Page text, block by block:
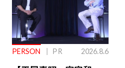
PERSON PR 2026.8.6